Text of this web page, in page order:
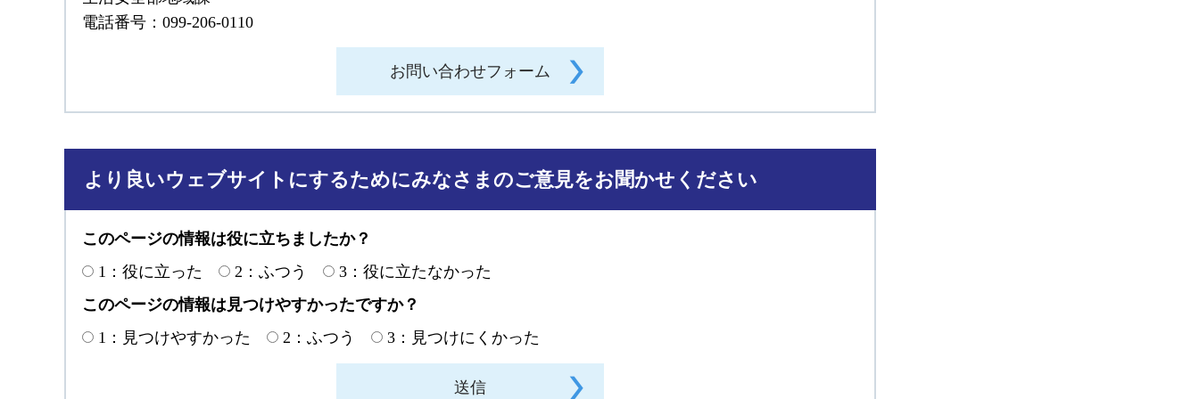
電話番号：099-206-0110
より良いウェブサイトにするためにみなさまのご意見をお聞かせください
このページの情報は役に立ちましたか？
1：役に立った
2：ふつう
3：役に立たなかった
このページの情報は見つけやすかったですか？
1：見つけやすかった
2：ふつう 3：見つけにくかった